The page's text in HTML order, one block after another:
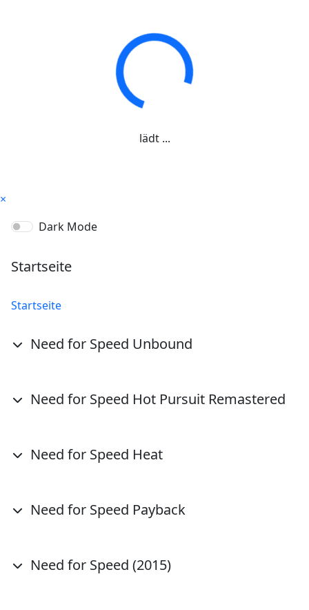
lädt ...
×
Dark Mode
Startseite
Startseite
Need for Speed Unbound
Need for Speed Hot Pursuit Remastered
Need for Speed Heat
Need for Speed Payback
Need for Speed (2015)